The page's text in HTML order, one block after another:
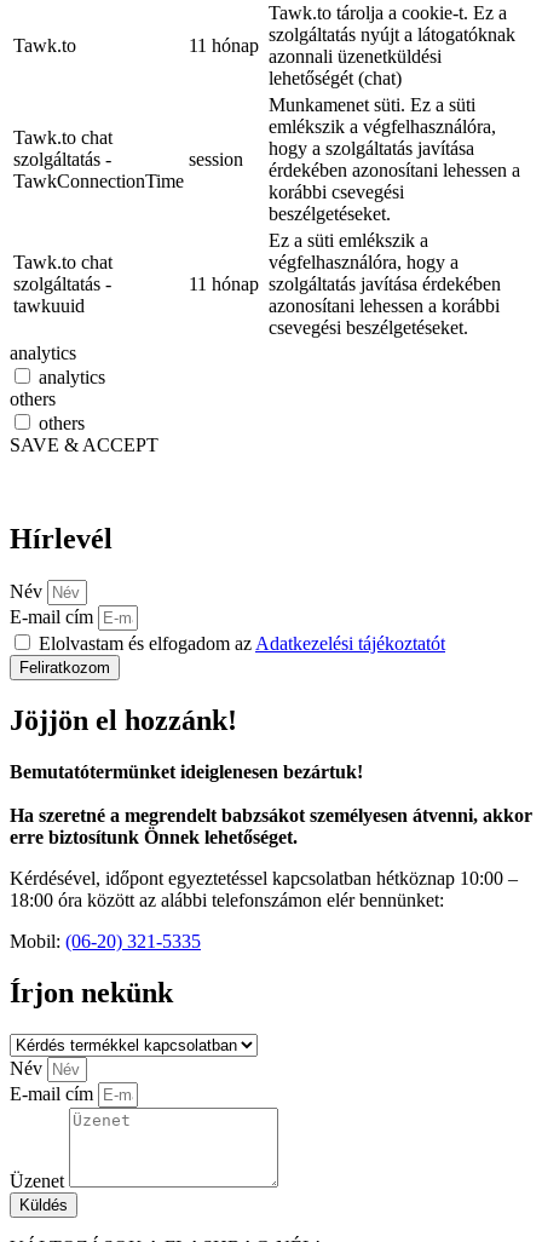
Tawk.to 11 hónap
Tawk.to tárolja a cookie-t. Ez a
szolgáltatás nyújt a látogatóknak
azonnali üzenetküldési
lehetőségét (chat)
Tawk.to chat
szolgáltatás -
TawkConnectionTime
session
Munkamenet süti. Ez a süti
emlékszik a végfelhasználóra,
hogy a szolgáltatás javítása
érdekében azonosítani lehessen a
korábbi csevegési
beszélgetéseket.
Tawk.to chat
szolgáltatás -
tawkuuid
11 hónap
Ez a süti emlékszik a
végfelhasználóra, hogy a
szolgáltatás javítása érdekében
azonosítani lehessen a korábbi
csevegési beszélgetéseket.
analytics
analytics
others
others
SAVE & ACCEPT
Hírlevél
Név
E-mail cím
Elolvastam és elfogadom az Adatkezelési tájékoztatót
Feliratkozom
Jöjjön el hozzánk!
Bemutatótermünket ideiglenesen bezártuk!
Ha szeretné a megrendelt babzsákot személyesen átvenni, akkor
erre biztosítunk Önnek lehetőséget.
Kérdésével, időpont egyeztetéssel kapcsolatban hétköznap 10:00 –
18:00 óra között az alábbi telefonszámon elér bennünket:
Mobil: (06-20) 321-5335
Írjon nekünk
Név
E-mail cím
Üzenet
Küldés